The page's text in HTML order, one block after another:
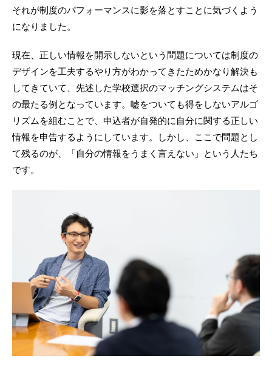
それが制度のパフォーマンスに影を落とすことに気づくよう
になりました。
現在、正しい情報を開示しないという問題については制度の
デザインを工夫するやり方がわかってきたためかなり解決も
してきていて、先述した学校選択のマッチングシステムはそ
の最たる例となっています。嘘をついても得をしないアルゴ
リズムを組むことで、申込者が自発的に自分に関する正しい
情報を申告するようにしています。しかし、ここで問題とし
て残るのが、「自分の情報をうまく言えない」という人たち
です。